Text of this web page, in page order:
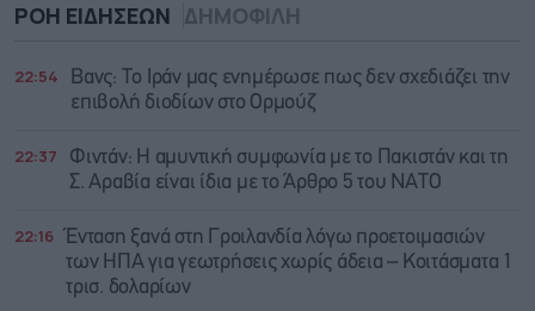
ΡΟΗ ΕΙΔΗΣΕΩΝ ΔΗΜΟΦΙΛΗ
22:54
Βανς: Το Ιράν μας ενημέρωσε πως δεν σχεδιάζει την
επιβολή διοδίων στο Ορμούζ
22:37
Φιντάν: Η αμυντική συμφωνία με το Πακιστάν και τη
Σ. Αραβία είναι ίδια με τo Άρθρο 5 του ΝΑΤΟ
22:16
Ένταση ξανά στη Γροιλανδία λόγω προετοιμασιών
των ΗΠΑ για γεωτρήσεις χωρίς άδεια – Κοιτάσματα 1
τρισ. δολαρίων